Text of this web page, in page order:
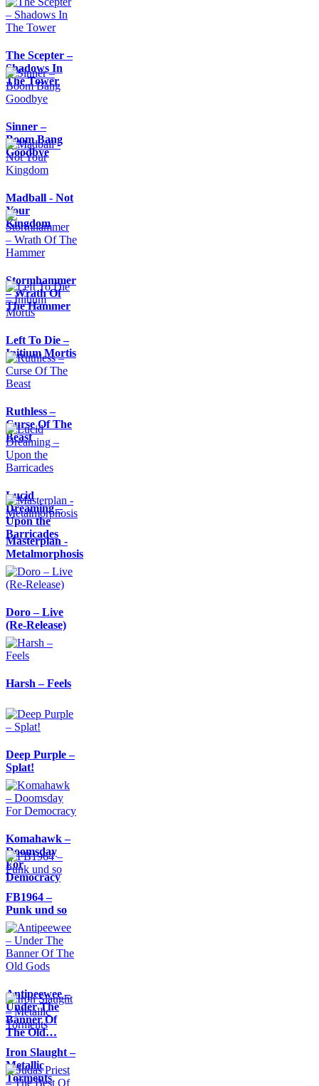
The Scepter –
Shadows In
The Tower
Sinner –
Boom Bang
Goodbye
Madball - Not
Your
Kingdom
Stormhammer
– Wrath Of
The Hammer
Left To Die –
Initium Mortis
Ruthless –
Curse Of The
Beast
Lucid
Dreaming –
Upon the
Barricades
Masterplan -
Metalmorphosis
Doro – Live
(Re-Release)
Harsh – Feels
Deep Purple –
Splat!
Komahawk –
Doomsday
For
Democracy
FB1964 –
Punk und so
Antipeewee –
Under The
Banner Of
The Old…
Iron Slaught –
Metallic
Torments